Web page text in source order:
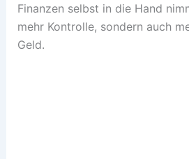
Finanzen selbst in die Hand
mehr Kontrolle, sondern auch
Geld.